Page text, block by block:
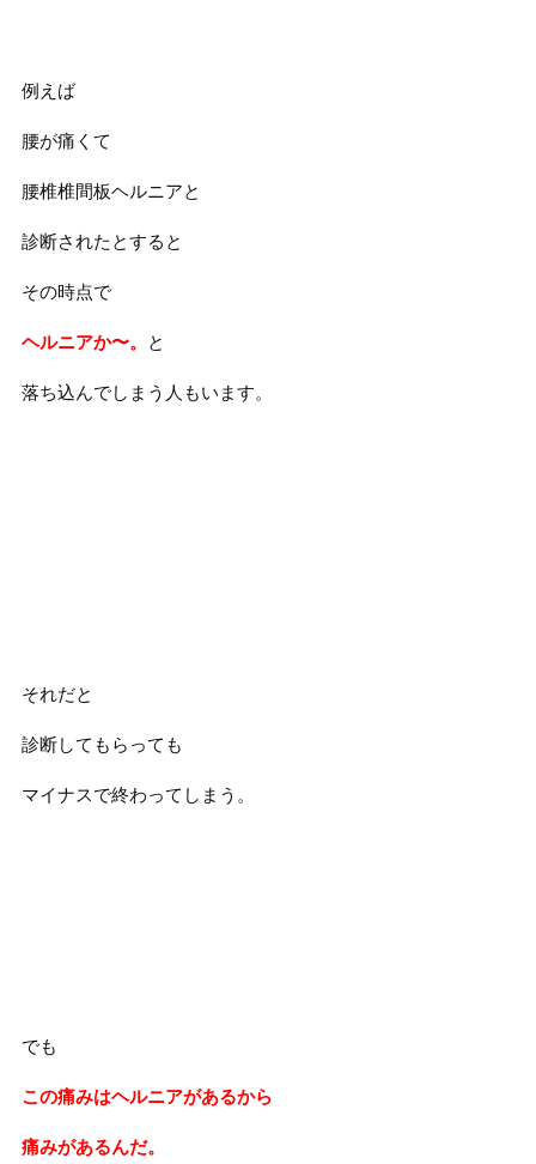
例えば
腰が痛くて
腰椎椎間板ヘルニアと
診断されたとすると
その時点で
ヘルニアか〜。 と
落ち込んでしまう人もいます。
それだと
診断してもらっても
マイナスで終わってしまう。
でも
この痛みはヘルニアがあるから
痛みがあるんだ。